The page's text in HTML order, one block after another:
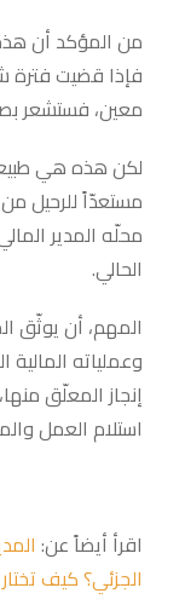
من المؤكد أن
فإذا قضيت فترة
معين، فستشعر
لكن هذه هي
مستعدّاً للرحيل
محلّه المدير
الحالي.
المهم، أن يوثّق
وعملياته
إنجاز المعلّق
استلام العمل
اقرأ أيضاً عن:
الجزئي؟ كيف